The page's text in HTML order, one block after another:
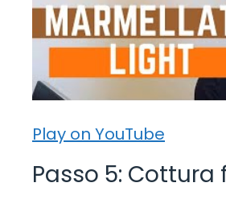
Play on YouTube
Passo 5: Cottura